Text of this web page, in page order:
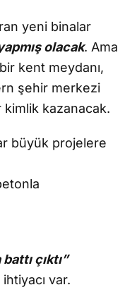
yeni binalar
olacak. Ama
kent meydanı,
şehir merkezi
kimlik kazanacak.
büyük projelere
çıktı”
var.